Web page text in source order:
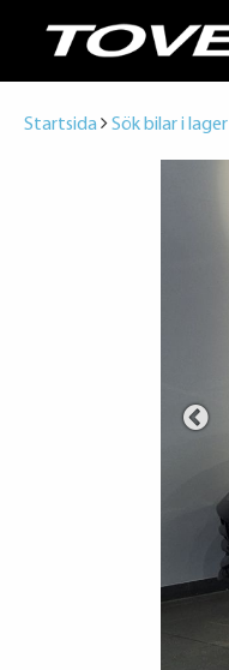
Startsida Sök bilar i lager